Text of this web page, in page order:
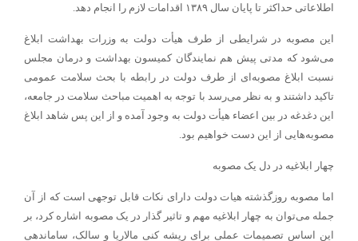
اطلاعاتی حداکثر تا پایان سال ۱۳۸۹ اقدامات لازم را انجام دهد.
این مصوبه در شرایطی از طرف هیأت دولت به وزرات بهداشت ابلاغ
می‌شود که مدتی پیش هم نمایندگان کمیسون بهداشت و درمان مجلس
نسبت ابلاغ مصوبه‌ای از طرف دولت در رابطه با بحث سلامت عمومی
تاکید داشتند و به نظر می‌رسد با توجه به اهمیت مباحث سلامت در جامعه،
این دغدغه در بین اعضاء هیأت دولت به وجود آمده و از این پس شاهد ابلاغ
مصوبه‌هایی از این دست خواهیم بود.
چهار ابلاغیه در دل یک مصوبه
اما مصوبه روزگذشته هیات دولت دارای نکات قابل توجهی است که از آن
جمله می‌توان به چهار ابلاغیه مهم و تاثیر گذار در یک مصوبه اشاره کرد، بر
این اساس تصمیمات عملی برای ریشه کنی مالاریا و سالک، ساماندهی